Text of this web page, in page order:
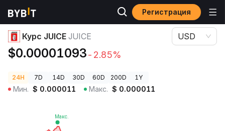
Регистрация
Цены криптовалют Курс JUICE JUICE
Курс JUICE JUICE
$0.00001093-2.85%
USD
24H 7D 14D 30D 60D 200D 1Y
Мин. $ 0.000011 Макс. $ 0.000011